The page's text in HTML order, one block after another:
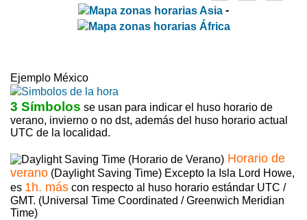
-
Ejemplo México
3 Símbolos se usan para indicar el huso horario de
verano, invierno o no dst, además del huso horario actual
UTC de la localidad.
Horario de
verano (Daylight Saving Time) Excepto la Isla Lord Howe,
es 1h. más con respecto al huso horario estándar UTC /
GMT. (Universal Time Coordinated / Greenwich Meridian
Time)